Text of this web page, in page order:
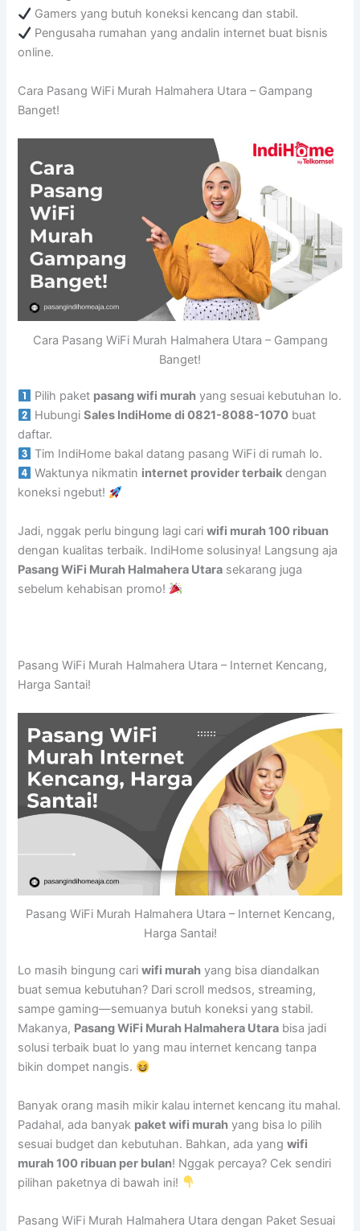
Gamers yang butuh koneksi kencang dan stabil.
Pengusaha rumahan yang andalin internet buat bisnis
online.
Cara Pasang WiFi Murah Halmahera Utara – Gampang
Banget!
Cara Pasang WiFi Murah Halmahera Utara – Gampang
Banget!
Pilih paket pasang wifi murah yang sesuai kebutuhan lo.
HubungiSales IndiHome di 0821-8088-1070 buat
daftar.
Tim IndiHome bakal datang pasang WiFi di rumah lo.
Waktunya nikmatin internet provider terbaik dengan
koneksi ngebut!
Jadi, nggak perlu bingung lagi cariwifi murah 100 ribuan
dengan kualitas terbaik. IndiHome solusinya! Langsung aja
Pasang WiFi Murah Halmahera Utara sekarang juga
sebelum kehabisan promo!
Pasang WiFi Murah Halmahera Utara – Internet Kencang,
Harga Santai!
Pasang WiFi Murah Halmahera Utara – Internet Kencang,
Harga Santai!
Lo masih bingung cariwifi murah yang bisa diandalkan
buat semua kebutuhan? Dari scroll medsos, streaming,
sampe gaming—semuanya butuh koneksi yang stabil.
Makanya, Pasang WiFi Murah Halmahera Utara bisa jadi
solusi terbaik buat lo yang mau internet kencang tanpa
bikin dompet nangis.
Banyak orang masih mikir kalau internet kencang itu mahal.
Padahal, ada banyak paket wifi murah yang bisa lo pilih
sesuai budget dan kebutuhan. Bahkan, ada yangwifi
murah 100 ribuan per bulan! Nggak percaya? Cek sendiri
pilihan paketnya di bawah ini!
Pasang WiFi Murah Halmahera Utara dengan Paket Sesuai